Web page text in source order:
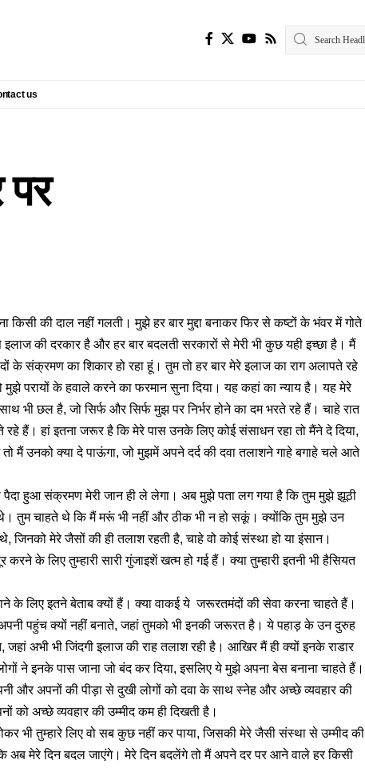
us
किसी की दाल नहीं गलती। मुझे हर बार मुद्दा बनाकर फिर से कष्टों के भंवर में गोते
की दरकार है और हर बार बदलती सरकारों से मेरी भी कुछ यही इच्छा है। मैं
के संक्रमण का शिकार हो रहा हूं। तुम तो हर बार मेरे इलाज का राग अलापते रहे
मुझे परायों के हवाले करने का फरमान सुना दिया। यह कहां का न्याय है। यह मेरे
भी छल है, जो सिर्फ और सिर्फ मुझ पर निर्भर होने का दम भरते रहे हैं। चाहे रात
हैं। हां इतना जरूर है कि मेरे पास उनके लिए कोई संसाधन रहा तो मैंने दे दिया,
मैं उनको क्या दे पाऊंगा, जो मुझमें अपने दर्द की दवा तलाशने गाहे बगाहे चले आते
हुआ संक्रमण मेरी जान ही ले लेगा। अब मुझे पता लग गया है कि तुम मुझे झूठी
तुम चाहते थे कि मैं मरूं भी नहीं और ठीक भी न हो सकूं। क्योंकि तुम मुझे उन
जिनको मेरे जैसों की ही तलाश रहती है, चाहे वो कोई संस्था हो या इंसान।
के लिए तुम्हारी सारी गुंजाइशें खत्म हो गई हैं। क्या तुम्हारी इतनी भी हैसियत
के लिए इतने बेताब क्यों हैं। क्या वाकई ये जरूरतमंदों की सेवा करना चाहते हैं।
पहुंच क्यों नहीं बनाते, जहां तुमको भी इनकी जरूरत है। ये पहाड़ के उन दुरुह
अभी भी जिंदगी इलाज की राह तलाश रही है। आखिर मैं ही क्यों इनके राडार
ने इनके पास जाना जो बंद कर दिया, इसलिए ये मुझे अपना बेस बनाना चाहते हैं।
और अपनों की पीड़ा से दुखी लोगों को दवा के साथ स्नेह और अच्छे व्यवहार की
को अच्छे व्यवहार की उम्मीद कम ही दिखती है।
भी तुम्हारे लिए वो सब कुछ नहीं कर पाया, जिसकी मेरे जैसी संस्था से उम्मीद की
अब मेरे दिन बदल जाएंगे। मेरे दिन बदलेंगे तो मैं अपने दर पर आने वाले हर किसी